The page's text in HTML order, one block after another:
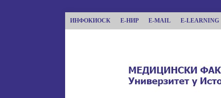
ИНФОКИОСК Е-НИР E-MAIL E-LEARNING